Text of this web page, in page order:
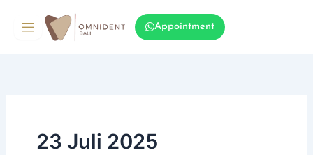
Appointment
23 Juli 2025